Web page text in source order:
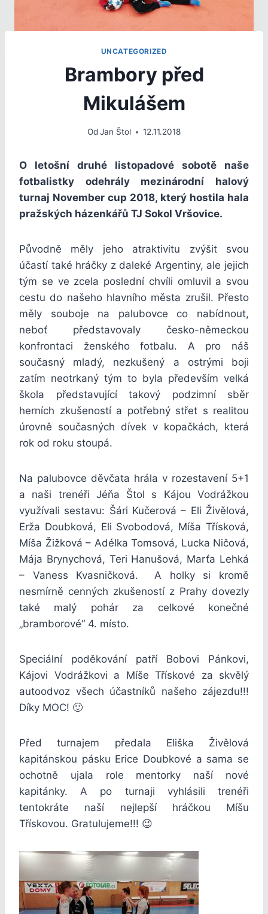
UNCATEGORIZED
Brambory před
Mikulášem
OdJan Štol 12.11.2018
O letošní druhé listopadové sobotě naše
fotbalistky odehrály mezinárodní halový
turnaj November cup 2018, který hostila hala
pražských házenkářů TJ Sokol Vršovice.
Původně měly jeho atraktivitu zvýšit svou
účastí také hráčky z daleké Argentiny, ale jejich
tým se ve zcela poslední chvíli omluvil a svou
cestu do našeho hlavního města zrušil. Přesto
měly souboje na palubovce co nabídnout,
neboť představovaly česko-německou
konfrontaci ženského fotbalu. A pro náš
současný mladý, nezkušený a ostrými boji
zatím neotrkaný tým to byla především velká
škola představující takový podzimní sběr
herních zkušeností a potřebný střet s realitou
úrovně současných dívek v kopačkách, která
rok od roku stoupá.
Na palubovce děvčata hrála v rozestavení 5+1
a naši trenéři Jéňa Štol s Kájou Vodrážkou
využívali sestavu: Šári Kučerová – Eli Živělová,
Erža Doubková, Eli Svobodová, Míša Třísková,
Míša Žižková – Adélka Tomsová, Lucka Ničová,
Mája Brynychová, Teri Hanušová, Marťa Lehká
– Vaness Kvasničková. A holky si kromě
nesmírně cenných zkušeností z Prahy dovezly
také malý pohár za celkové konečné
„bramborové“ 4. místo.
Speciální poděkování patří Bobovi Pánkovi,
Kájovi Vodrážkovi a Míše Třískové za skvělý
autoodvoz všech účastníků našeho zájezdu!!!
Díky MOC! 🙂
Před turnajem předala Eliška Živělová
kapitánskou pásku Erice Doubkové a sama se
ochotně ujala role mentorky naší nové
kapitánky. A po turnaji vyhlásili trenéři
tentokráte naší nejlepší hráčkou Míšu
Třískovou. Gratulujeme!!! 😉